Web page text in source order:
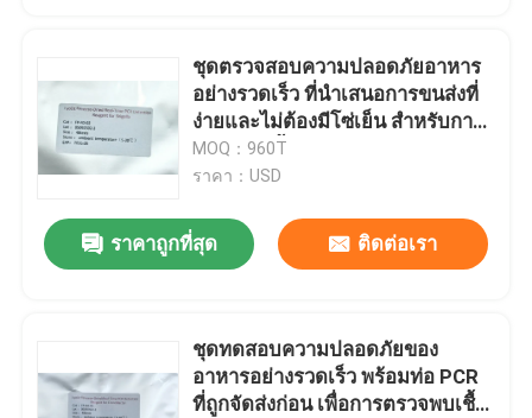
ชุดตรวจสอบความปลอดภัยอาหาร
อย่างรวดเร็ว ที่นําเสนอการขนส่งที่
ง่ายและไม่ต้องมีโซ่เย็น สําหรับการ
ตรวจพบเชื้อ Shigella โดย PCR ใน
เวลาจริง
MOQ：960T
ราคา：USD
ราคาถูกที่สุด ติดต่อเรา
ชุดทดสอบความปลอดภัยของ
อาหารอย่างรวดเร็ว พร้อมท่อ PCR
ที่ถูกจัดส่งก่อน เพื่อการตรวจพบเชื้อ